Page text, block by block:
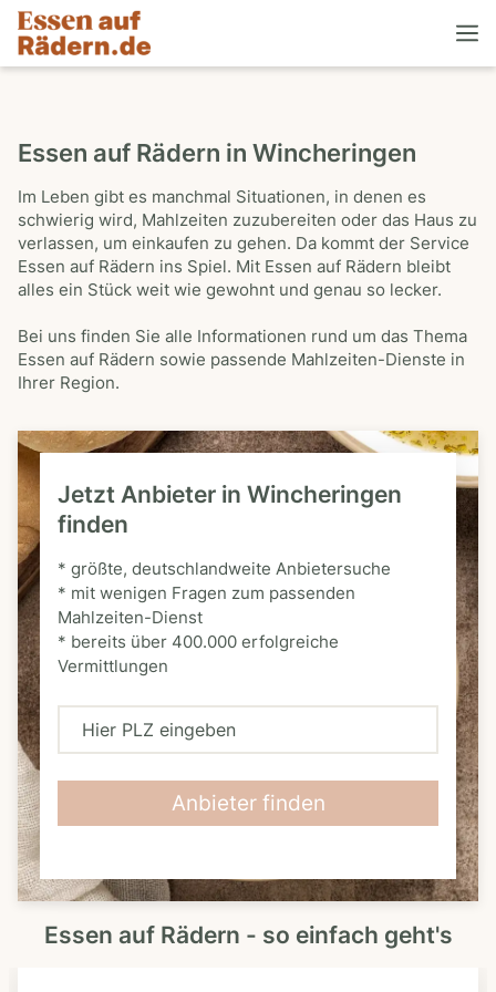
Essen auf Rädern in Wincheringen
Im Leben gibt es manchmal Situationen, in denen es
schwierig wird, Mahlzeiten zuzubereiten oder das Haus zu
verlassen, um einkaufen zu gehen. Da kommt der Service
Essen auf Rädern ins Spiel. Mit Essen auf Rädern bleibt
alles ein Stück weit wie gewohnt und genau so lecker.
Bei uns finden Sie alle Informationen rund um das Thema
Essen auf Rädern sowie passende Mahlzeiten-Dienste in
Ihrer Region.
Jetzt Anbieter in Wincheringen
finden
* größte, deutschlandweite Anbietersuche
* mit wenigen Fragen zum passenden
Mahlzeiten-Dienst
* bereits über 400.000 erfolgreiche
Vermittlungen
H
L
Z
Anbieter finden
Essen auf Rädern - so einfach geht's